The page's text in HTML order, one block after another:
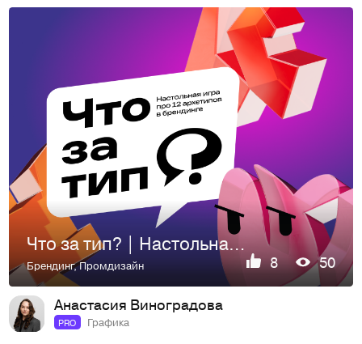
Что за тип? | Настольная игра
Брендинг,Промдизайн 8 50
Анастасия Виноградова
PRO Графика